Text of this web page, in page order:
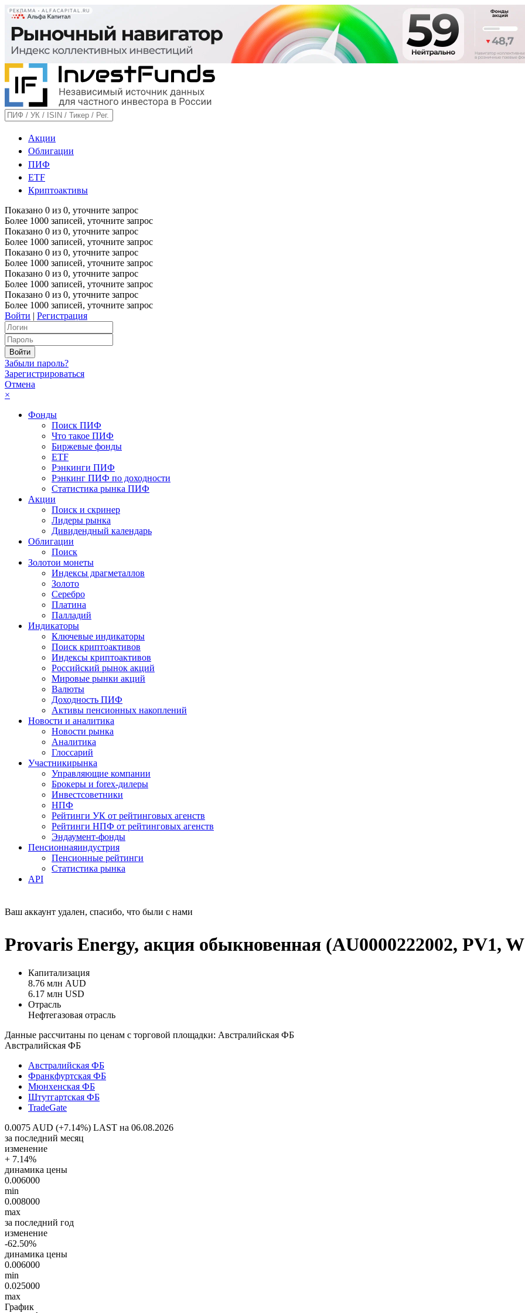
РЕКЛАМА • ALFACAPITAL.RU
Акции
Облигации
ПИФ
ETF
Криптоактивы
Показано 0 из 0, уточните запрос
Более 1000 записей, уточните запрос
Показано 0 из 0, уточните запрос
Более 1000 записей, уточните запрос
Показано 0 из 0, уточните запрос
Более 1000 записей, уточните запрос
Показано 0 из 0, уточните запрос
Более 1000 записей, уточните запрос
Показано 0 из 0, уточните запрос
Более 1000 записей, уточните запрос
Войти | Регистрация
Забыли пароль?
Зарегистрироваться
Отмена
×
Фонды
Поиск ПИФ
Что такое ПИФ
Биржевые фонды
ETF
Рэнкинги ПИФ
Рэнкинг ПИФ по доходности
Статистика рынка ПИФ
Акции
Поиск и скринер
Лидеры рынка
Дивидендный календарь
Облигации
Поиск
Золотои монеты
Индексы драгметаллов
Золото
Серебро
Платина
Палладий
Индикаторы
Ключевые индикаторы
Поиск криптоактивов
Индексы криптоактивов
Российский рынок акций
Мировые рынки акций
Валюты
Доходность ПИФ
Активы пенсионных накоплений
Новости и аналитика
Новости рынка
Аналитика
Глоссарий
Участникирынка
Управляющие компании
Брокеры и forex-дилеры
Инвестсоветники
НПФ
Рейтинги УК от рейтинговых агенств
Рейтинги НПФ от рейтинговых агенств
Эндаумент-фонды
Пенсионнаяиндустрия
Пенсионные рейтинги
Статистика рынка
API
Ваш аккаунт удален, спасибо, что были с нами
Provaris Energy, акция обыкновенная (AU0000222002, PV1,
Капитализация
8.76 млн AUD
6.17 млн USD
Отрасль
Нефтегазовая отрасль
Данные рассчитаны по ценам с торговой площадки: Австралийская ФБ
Австралийская ФБ
Австралийская ФБ
Франкфуртская ФБ
Мюнхенская ФБ
Штутгартская ФБ
TradeGate
0.0075 AUD (+7.14%) LAST на 06.08.2026
за последний месяц
изменение
+ 7.14%
динамика цены
0.006000
min
0.008000
max
за последний год
изменение
-62.50%
динамика цены
0.006000
min
0.025000
max
График